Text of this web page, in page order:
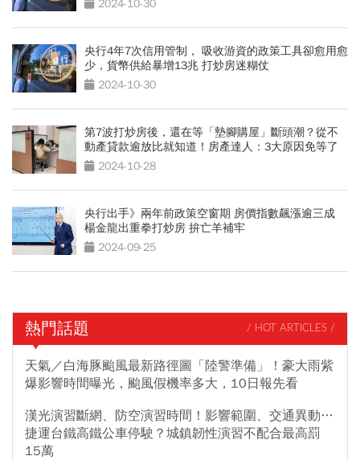
2024-10-30
央行4年7次信用管制， 吸收游資的政策工具卻愈用愈
少，貨幣供給暴增13兆 打炒房迷糊仗
2024-10-30
第7波打炒房後，還在等「墊腳購屋」斷頭潮？從不
動產貸款逾放比就知道！房產達人：3大原因免等了
2024-10-28
央行出手》兩年前政策空窗期 房價指數飆漲逾三成
楊金龍出重拳打炒房 拚亡羊補牢
2024-09-25
熱門話題 / HOT ARTICLES /
天氣／白海豚颱風最新路徑圖「陸警準備」！豪大雨紫
爆影響時間曝光，颱風假機率多大，10日報先看
漢光演習斷網、防空演習時間！影響範圍、交通異動…
捷運台鐵高鐵公車停駛？城鎮韌性演習不配合最高罰
15萬